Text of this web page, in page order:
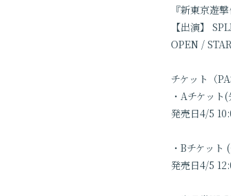
『新東京遊
【出演】
OPEN /
チケット（
・Aチケッ
発売日4/5
・Bチケッ
発売日4/5